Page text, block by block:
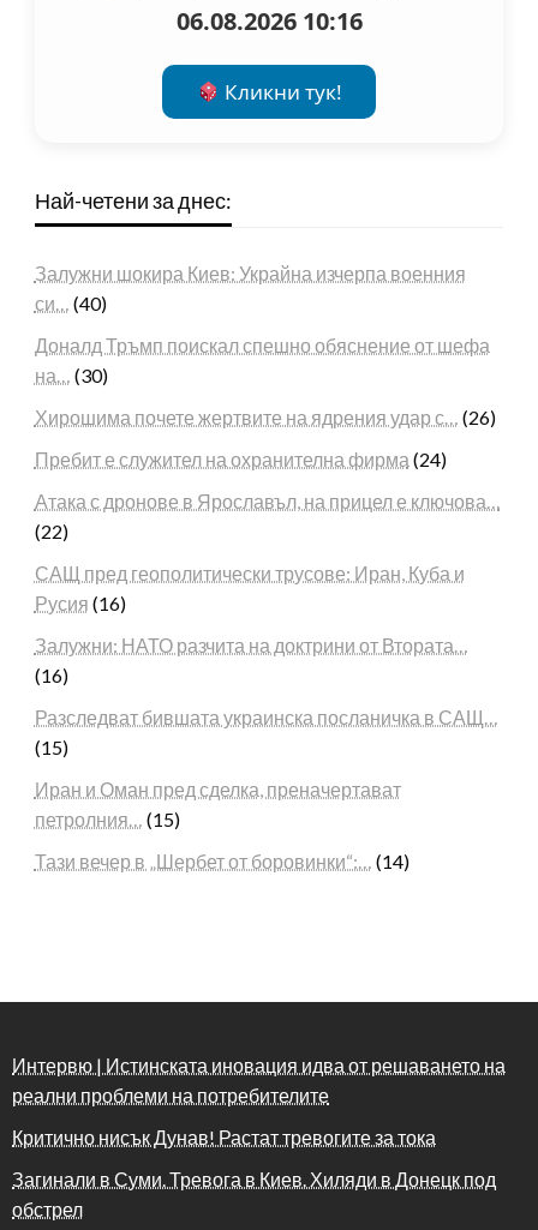
06.08.2026 10:16
Кликни тук!
Най-четени за днес:
Залужни шокира Киев: Украйна изчерпа военния
си… (40)
Доналд Тръмп поискал спешно обяснение от шефа
на… (30)
Хирошима почете жертвите на ядрения удар с… (26)
Пребит е служител на охранителна фирма (24)
Атака с дронове в Ярославъл, на прицел е ключова…
(22)
САЩ пред геополитически трусове: Иран, Куба и
Русия (16)
Залужни: НАТО разчита на доктрини от Втората…
(16)
Разследват бившата украинска посланичка в САЩ…
(15)
Иран и Оман пред сделка, преначертават
петролния… (15)
Тази вечер в „Шербет от боровинки“:… (14)
Интервю | Истинската иновация идва от решаването на
реални проблеми на потребителите
Критично нисък Дунав! Растат тревогите за тока
Загинали в Суми. Тревога в Киев. Хиляди в Донецк под
обстрел